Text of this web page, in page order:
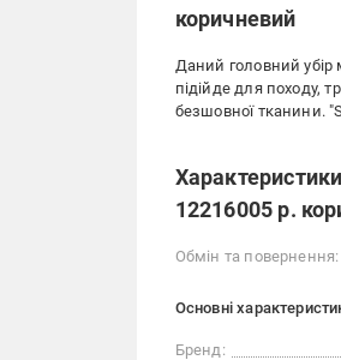
коричневий
Даний головний убір
підійде для походу,
безшовної тканини.
12216005 р.
Обмін та повернення:
Основні
Бренд: